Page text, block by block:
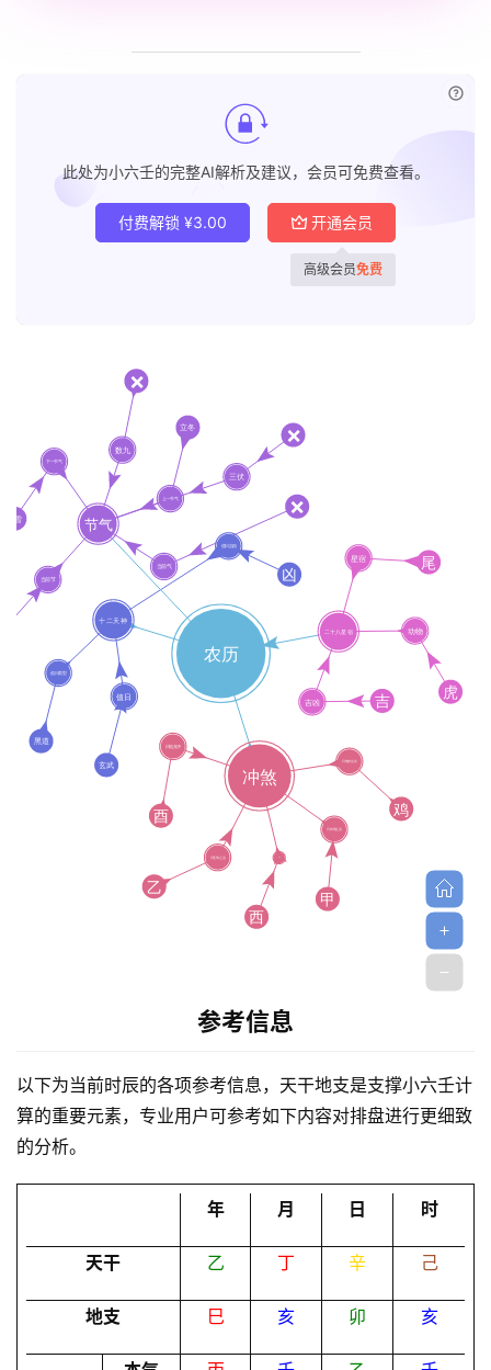
页
此处为小六壬的完整AI解析及建议，会员可免费查看。
付费解锁 ¥3.00 开通会员
高级会员免费
参考信息
以下为当前时辰的各项参考信息，天干地支是支撑小六壬计
算的重要元素，专业用户可参考如下内容对排盘进行更细致
的分析。
年 月 日 时
天干 乙 丁 辛 己
地支 巳 亥 卯 亥